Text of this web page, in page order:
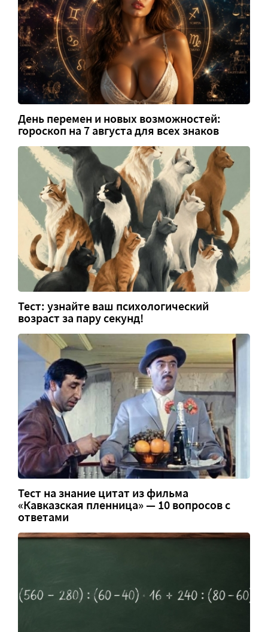
День перемен и новых возможностей:
гороскоп на 7 августа для всех знаков
Тест: узнайте ваш психологический
возраст за пару секунд!
Тест на знание цитат из фильма
«Кавказская пленница» — 10 вопросов с
ответами